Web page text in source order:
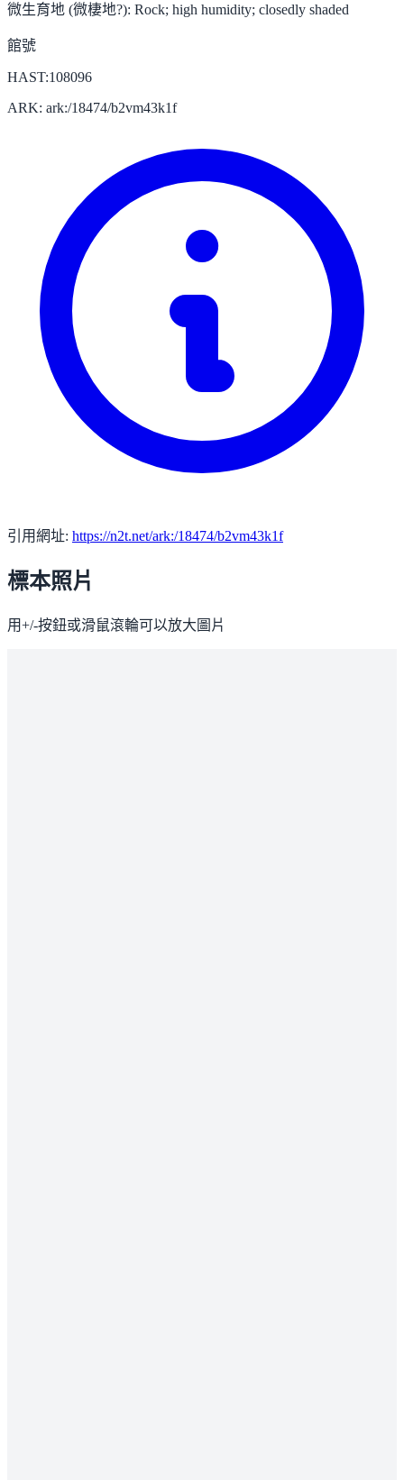
微生育地 (微棲地?): Rock; high humidity; closedly shaded
館號
HAST:108096
ARK: ark:/18474/b2vm43k1f
引用網址: https://n2t.net/ark:/18474/b2vm43k1f
標本照片
用+/-按鈕或滑鼠滾輪可以放大圖片